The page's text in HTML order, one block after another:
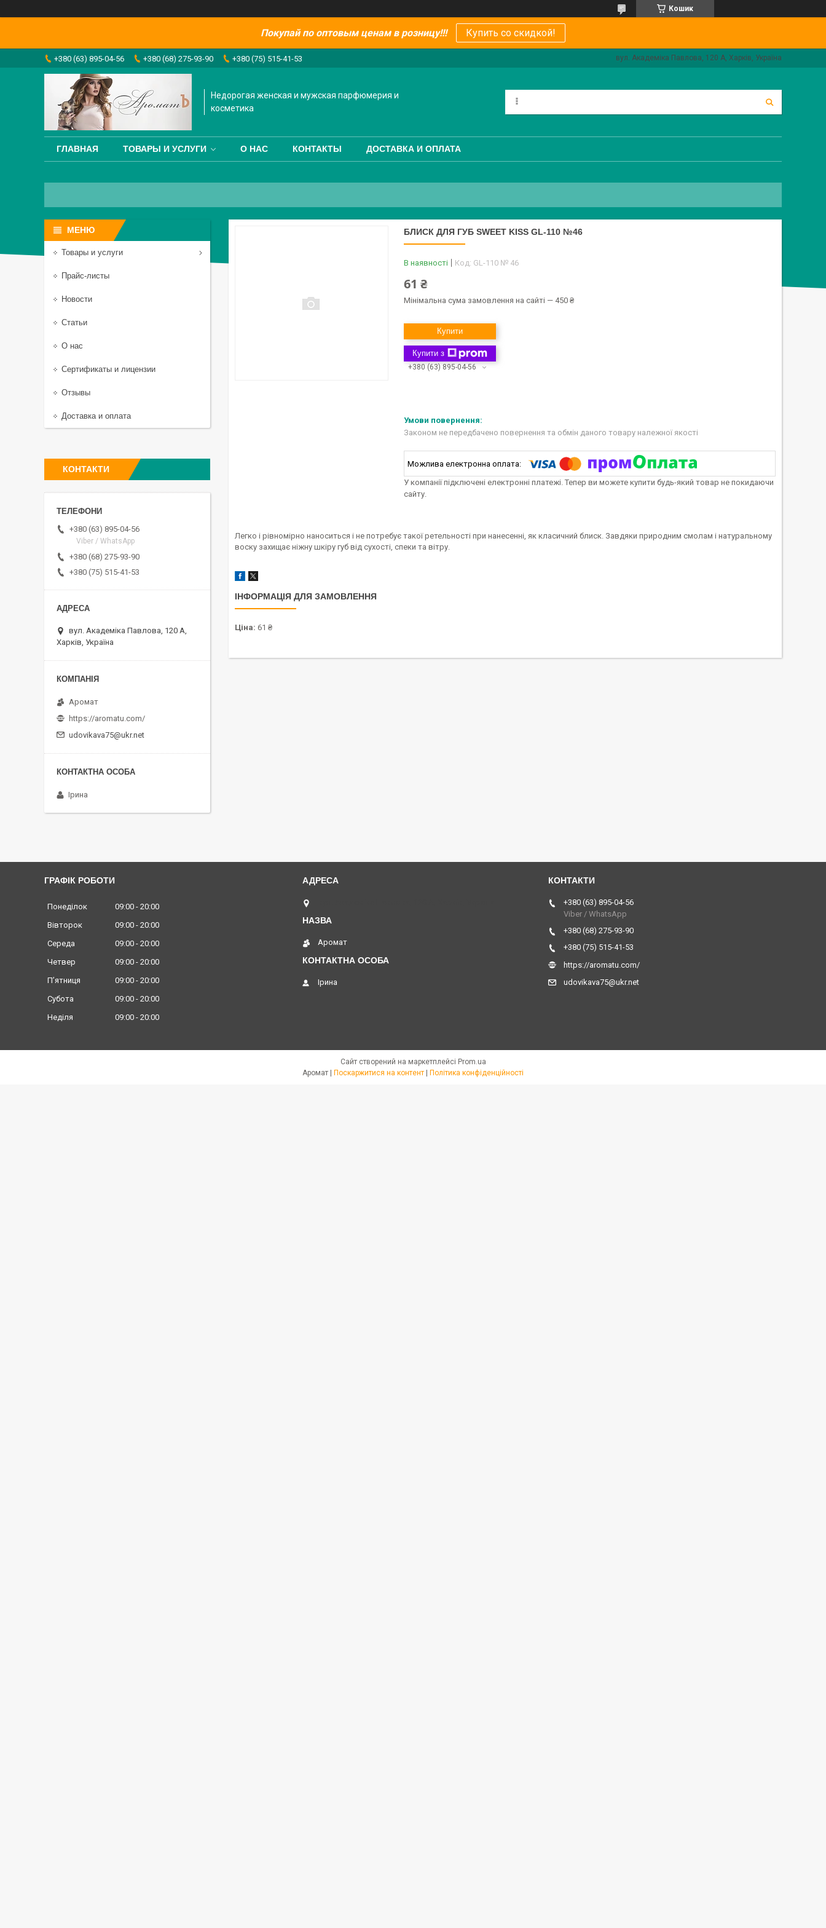
Кошик
Покупай по оптовым ценам в розницу!!! Купить со скидкой!
+380 (63) 895-04-56 +380 (68) 275-93-90 +380 (75) 515-41-53 вул. Академіка Павлова, 120 А, Харків, Україна
Недорогая женская и мужская парфюмерия и
косметика
ГЛАВНАЯ ТОВАРЫ И УСЛУГИ О НАС КОНТАКТЫ ДОСТАВКА И ОПЛАТА
БЛИСК ДЛЯ ГУБ SWEET KISS GL-110 №46
В наявності Код: GL-110 № 46
61 ₴
Мінімальна сума замовлення на сайті — 450 ₴
Купити
Купити з
+380 (63) 895-04-56
Законом не передбачено повернення та обмін даного товару належної якості
У компанії підключені електронні платежі. Тепер ви можете купити будь-який товар не покидаючи
сайту.
Легко і рівномірно наноситься і не потребує такої ретельності при нанесенні, як класичний блиск. Завдяки природним смолам і натуральному
воску захищає ніжну шкіру губ від сухості, спеки та вітру.
ІНФОРМАЦІЯ ДЛЯ ЗАМОВЛЕННЯ
Ціна: 61 ₴
Товары и услуги
Прайс-листы
Новости
Статьи
О нас
Сертификаты и лицензии
Отзывы
Доставка и оплата
КОНТАКТИ
+380 (63) 895-04-56
Viber / WhatsApp
+380 (68) 275-93-90
+380 (75) 515-41-53
вул. Академіка Павлова, 120 А,
Харків, Україна
Аромат
https://aromatu.com/
udovikava75@ukr.net
Ірина
ГРАФІК РОБОТИ
Понеділок 09:00
20:00
Вівторок
09:00
20:00
Середа
09:00
20:00
Четвер
09:00
20:00
Пʼятниця
09:00
20:00
Субота
09:00
20:00
Неділя
09:00 20:00
Аромат
Ірина
+380 (63) 895-04-56
Viber / WhatsApp
+380 (68) 275-93-90
+380 (75) 515-41-53
https://aromatu.com/
udovikava75@ukr.net
Сайт створений на маркетплейсі Prom.ua
Поскаржитися на контент Політика конфіденційності